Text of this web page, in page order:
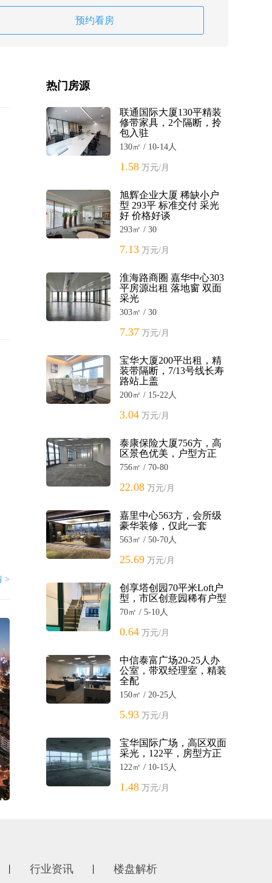
预约看房
>
热门房源
联通国际大厦130平精装
修带家具，2个隔断，拎
包入驻
130㎡ / 10-14人
1.58 万元/月
旭辉企业大厦 稀缺小户
型 293平 标准交付 采光
好 价格好谈
293㎡ / 30
7.13 万元/月
淮海路商圈 嘉华中心303
平房源出租 落地窗 双面
采光
303㎡ / 30
7.37 万元/月
宝华大厦200平出租，精
装带隔断，7/13号线长寿
路站上盖
200㎡ / 15-22人
3.04 万元/月
泰康保险大厦756方，高
区景色优美，户型方正
756㎡ / 70-80
22.08 万元/月
嘉里中心563方，会所级
豪华装修，仅此一套
563㎡ / 50-70人
25.69 万元/月
创享塔创园70平米Loft户
型，市区创意园稀有户型
70㎡ / 5-10人
0.64 万元/月
中信泰富广场20-25人办
公室，带双经理室，精装
全配
150㎡ / 20-25人
5.93 万元/月
宝华国际广场，高区双面
采光，122平，房型方正
122㎡ / 10-15人
1.48 万元/月
行业资讯 楼盘解析